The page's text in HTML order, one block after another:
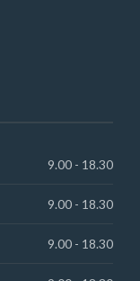
9.00 - 18.30
9.00 - 18.30
9.00 - 18.30